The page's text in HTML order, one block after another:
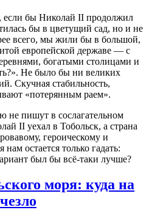
если бы Николай II продолжил
бы в цветущий сад, но и не
всего, мы жили бы в большой,
европейской державе — с
богатыми столицами и
Не было бы ни великих
Скучная стабильность,
«потерянным раем».
не пишут в сослагательном
II уехал в Тобольск, а страна
героическому и
остается только гадать:
был бы всё-таки лучше?
моря: куда на